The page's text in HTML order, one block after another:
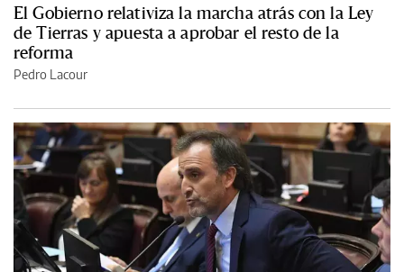
El Gobierno relativiza la marcha atrás con la Ley
de Tierras y apuesta a aprobar el resto de la
reforma
Pedro Lacour